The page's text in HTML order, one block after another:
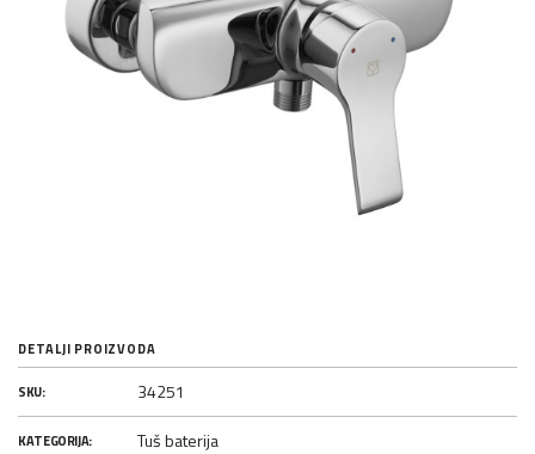
DETALJI PROIZVODA
SKU: 34251
KATEGORIJA: Tuš baterija